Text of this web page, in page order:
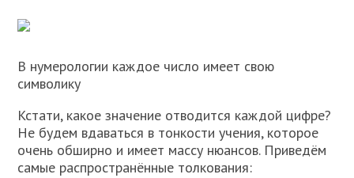
В нумерологии каждое число имеет свою
символику
Кстати, какое значение отводится каждой цифре?
Не будем вдаваться в тонкости учения, которое
очень обширно и имеет массу нюансов. Приведём
самые распространённые толкования: